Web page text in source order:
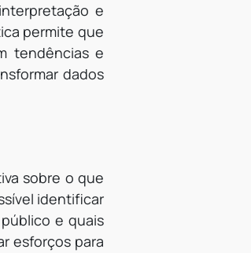
e
permite que
tendências e
dados
sobre o que
identificar
e quais
esforços para